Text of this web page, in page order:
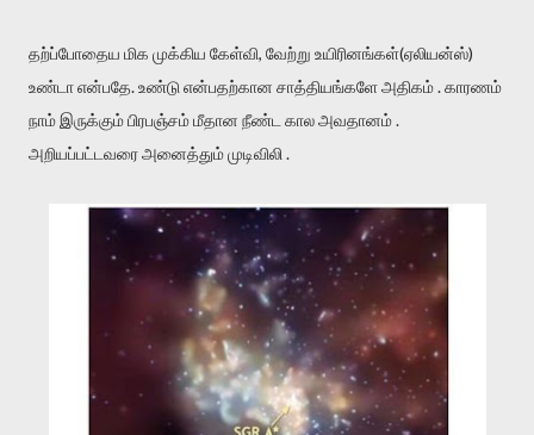
தற்ப்போதைய மிக முக்கிய கேள்வி, வேற்று உயிரினங்கள்(ஏலியன்ஸ்)
உண்டா என்பதே. உண்டு என்பதற்கான சாத்தியங்களே அதிகம் . காரணம்
நாம் இருக்கும் பிரபஞ்சம் மீதான நீண்ட கால அவதானம் .
அறியப்பட்டவரை அனைத்தும் முடிவிலி .